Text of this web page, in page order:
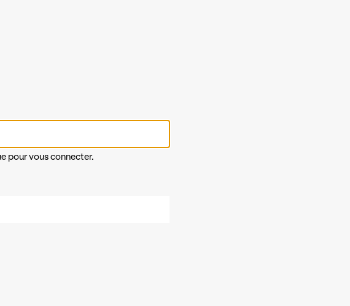
pour vous connecter.